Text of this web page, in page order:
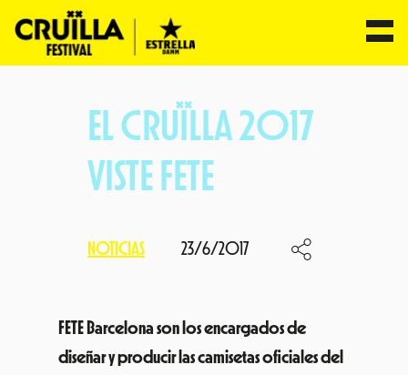
EL CRUÏLLA 2017
VISTE FETE
NOTICIAS 23/6/2017
FETE Barcelona son los encargados de
diseñar y producir las camisetas oficiales del